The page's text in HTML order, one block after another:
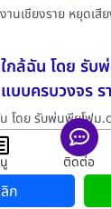
านเชียงราย หยุดเ
กล้ฉัน โดย รับ
บครบวงจร ร
โดย รับพ่นพียูโฟม
ทบุรี โดย รับพ่
รบวงจร ราค
ดย รับพ่นพียูโฟม
ติดต่อ
ก